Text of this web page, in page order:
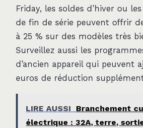
Friday, les soldes d’hiver ou
de fin de série peuvent offrir
à 25 % sur des modèles très
Surveillez aussi les
d’ancien appareil qui peuvent
euros de réduction
LIRE AUSSI
Branchement
électrique : 32A, terre,